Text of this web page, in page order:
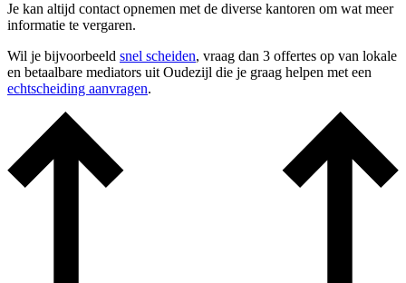
Je kan altijd contact opnemen met de diverse kantoren om wat meer
informatie te vergaren.
Wil je bijvoorbeeld snel scheiden, vraag dan 3 offertes op van lokale
en betaalbare mediators uit Oudezijl die je graag helpen met een
echtscheiding aanvragen.